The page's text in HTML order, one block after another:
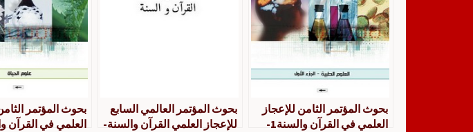
بحوث المؤتمر الثامن للإعجاز
العلمي في القرآن والسنة1-
بحوث المؤتمر العالمي السابع
للإعجاز العلمي القرآن والسنة-
بحوث المؤتمر